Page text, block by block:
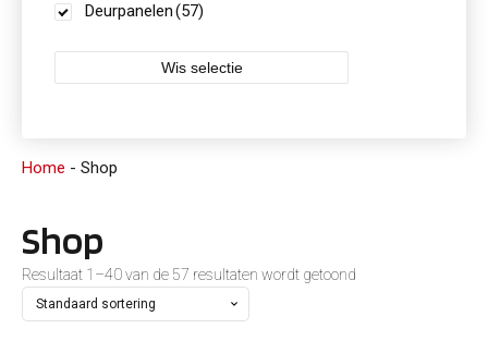
Deurpanelen(57)
Wis selectie
Home - Shop
Shop
Resultaat 1–40 van de 57 resultaten wordt getoond